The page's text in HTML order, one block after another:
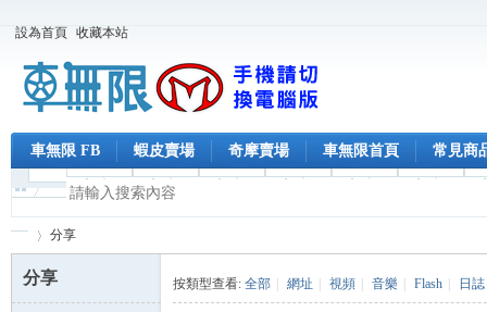
設為首頁 收藏本站
車無限 FB 蝦皮賣場 奇摩賣場 車無限首頁 常見商
分享
分享 按類型查看: 全部 網址 視頻 音樂 Flash 日誌